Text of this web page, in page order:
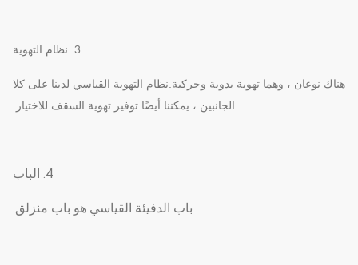
3. نظام التهوية
هناك نوعان ، وهما تهوية يدوية وحركية.نظام التهوية القياسي لدينا على كلا
الجانبين ، يمكننا أيضًا توفير تهوية السقف للاختيار.
4. الباب
باب الدفيئة القياسي هو باب منزلق.